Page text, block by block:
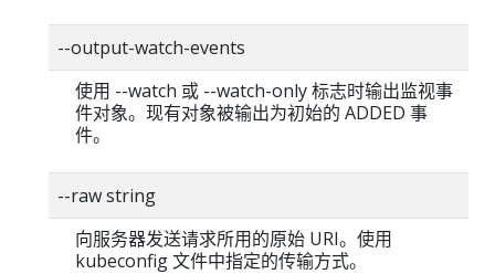
--output-watch-events
使用 --watch 或 --watch-only 标志时输出监视事
件对象。现有对象被输出为初始的 ADDED 事
件。
--raw string
向服务器发送请求所用的原始 URI。使用
kubeconfig 文件中指定的传输方式。